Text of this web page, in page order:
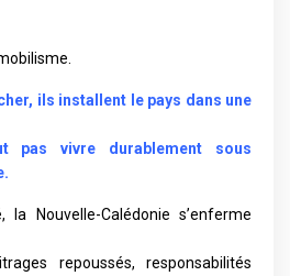
ils installent le pays dans une
pas vivre durablement sous
Nouvelle-Calédonie s’enferme
repoussés, responsabilités